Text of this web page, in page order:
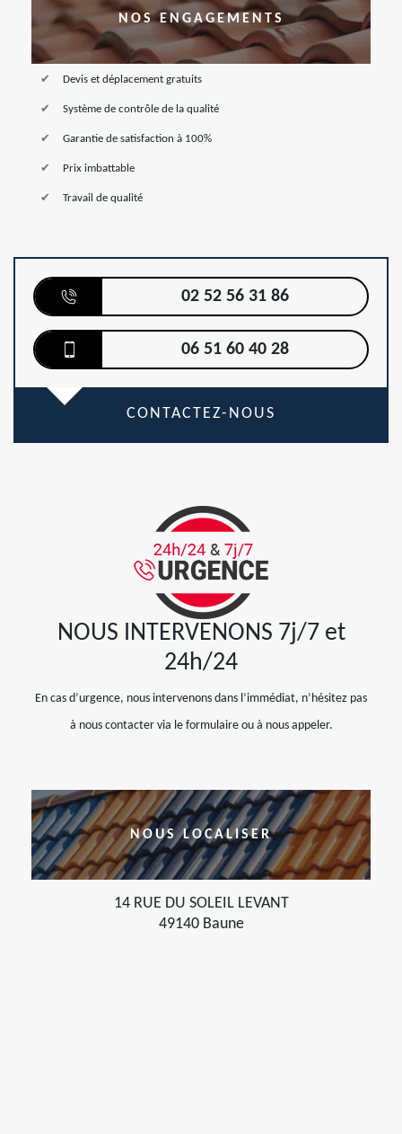
NOS ENGAGEMENTS
Devis et déplacement gratuits
Système de contrôle de la qualité
Garantie de satisfaction à 100%
Prix imbattable
Travail de qualité
02 52 56 31 86
06 51 60 40 28
CONTACTEZ-NOUS
NOUS INTERVENONS 7j/7 et
24h/24
En cas d’urgence, nous intervenons dans l’immédiat, n’hésitez pas
à nous contacter via le formulaire ou à nous appeler.
NOUS LOCALISER
14 RUE DU SOLEIL LEVANT
49140 Baune